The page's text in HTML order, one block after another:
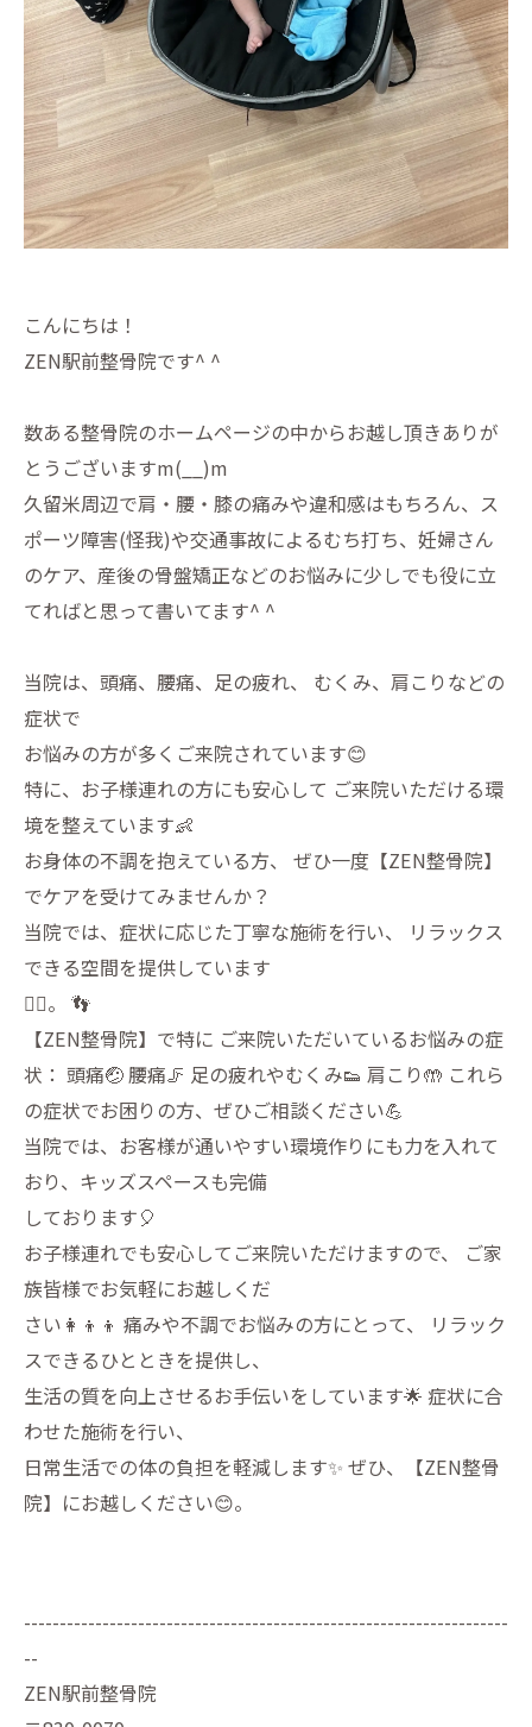
こんにちは！
ZEN駅前整骨院です^ ^
数ある整骨院のホームページの中からお越し頂きありが
とうございますm(__)m
久留米周辺で肩・腰・膝の痛みや違和感はもちろん、ス
ポーツ障害(怪我)や交通事故によるむち打ち、妊婦さん
のケア、 産後の骨盤矯正などのお悩みに少しでも役に立
てればと思って書いてます^ ^
当院は、頭痛、腰痛、足の疲れ、 むくみ、肩こりなどの
症状で
お悩みの方が多くご来院されています😊
特に、お子様連れの方にも安心して ご来院いただける環
境を整えています👶
お身体の不調を抱えている方、 ぜひ一度【ZEN整骨院】
でケアを受けてみませんか？
当院では、症状に応じた丁寧な施術を行い、 リラックス
できる空間を提供しています
🧘‍♂️。 👣
【ZEN整骨院】で特に ご来院いただいているお悩みの症
状： 頭痛🤕 腰痛🦵 足の疲れやむくみ👟 肩こり🤲 これら
の症状でお困りの方、ぜひご相談ください💪
当院では、お客様が通いやすい環境作りにも力を入れて
おり、キッズスペースも完備
しております🎈
お子様連れでも安心してご来院いただけますので、 ご家
族皆様でお気軽にお越しくだ
さい👩‍👦‍👦 痛みや不調でお悩みの方にとって、 リラック
スできるひとときを提供し、
生活の質を向上させるお手伝いをしています🌟 症状に合
わせた施術を行い、
日常生活での体の負担を軽減します✨ ぜひ、【ZEN整骨
院】にお越しください😊。
--------------------------------------------------------------------
--
ZEN駅前整骨院